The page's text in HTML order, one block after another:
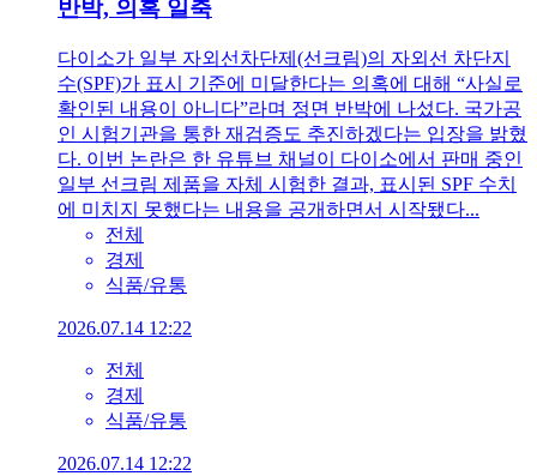
반박, 의혹 일축
다이소가 일부 자외선차단제(선크림)의 자외선 차단지
수(SPF)가 표시 기준에 미달한다는 의혹에 대해 “사실로
확인된 내용이 아니다”라며 정면 반박에 나섰다. 국가공
인 시험기관을 통한 재검증도 추진하겠다는 입장을 밝혔
다. 이번 논란은 한 유튜브 채널이 다이소에서 판매 중인
일부 선크림 제품을 자체 시험한 결과, 표시된 SPF 수치
에 미치지 못했다는 내용을 공개하면서 시작됐다...
전체
경제
식품/유통
2026.07.14 12:22
전체
경제
식품/유통
2026.07.14 12:22